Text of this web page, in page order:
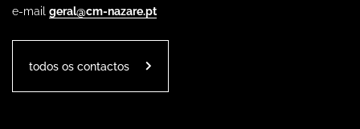
e-mail geral@cm-nazare.pt
todos os contactos